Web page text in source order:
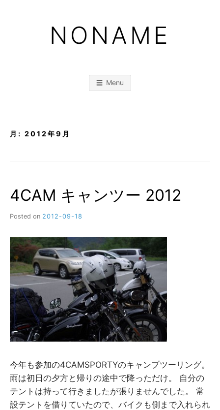
NONAME
Menu
月: 2012年9月
4CAM キャンツー 2012
Posted on 2012-09-18
M
M
今年も参加の4CAMSPORTYのキャンプツーリング。
雨は初日の夕方と帰りの途中で降っただけ。 自分の
テントは持って行きましたが張りませんでした。 常
設テントを借りていたので、バイクも側まで入れられ